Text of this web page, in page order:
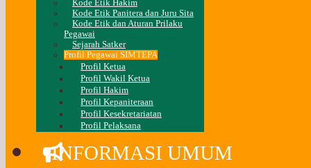
Kode Etik Hakim
Kode Etik Panitera dan Juru Sita
Kode Etik dan Aturan Prilaku
Pegawai
Sejarah Satker
Profil Pegawai SIMTEPA
Profil Ketua
Profil Wakil Ketua
Profil Hakim
Profil Kepaniteraan
Profil Kesekretariatan
Profil Pelaksana
INFORMASI UMUM